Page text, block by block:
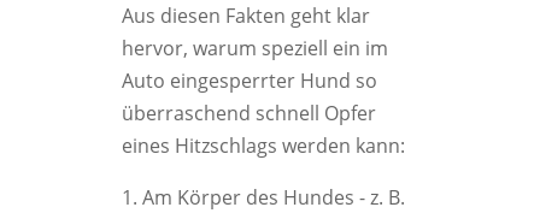
Aus diesen Fakten geht klar
hervor, warum speziell ein im
Auto eingesperrter Hund so
überraschend schnell Opfer
eines Hitzschlags werden kann:
Am Körper des Hundes - z. B.